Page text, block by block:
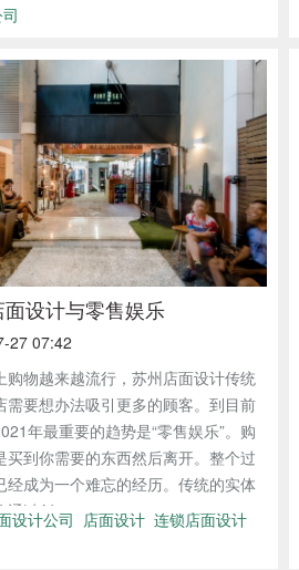
设计与零售娱乐
27 07:42
购物越来越流行，苏州店面设计传统
需要想办法吸引更多的顾客。到目前
年最重要的趋势是“零售娱乐”。购
买到你需要的东西然后离开。整个过
经成为一个难忘的经历。传统的实体
通过创...
设计公司 店面设计 连锁店面设计